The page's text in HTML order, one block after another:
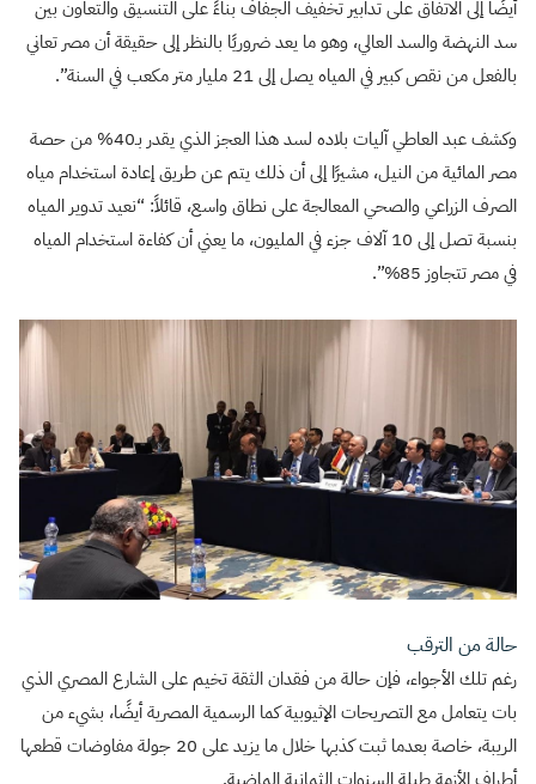
أيضًا إلى الاتفاق على تدابير تخفيف الجفاف بناءً على التنسيق والتعاون بين
سد النهضة والسد العالي، وهو ما يعد ضروريًا بالنظر إلى حقيقة أن مصر تعاني
بالفعل من نقص كبير في المياه يصل إلى 21 مليار متر مكعب في السنة”.
وكشف عبد العاطي آليات بلاده لسد هذا العجز الذي يقدر بـ40% من حصة
مصر المائية من النيل، مشيرًا إلى أن ذلك يتم عن طريق إعادة استخدام مياه
الصرف الزراعي والصحي المعالجة على نطاق واسع، قائلاً: “نعيد تدوير المياه
بنسبة تصل إلى 10 آلاف جزء في المليون، ما يعني أن كفاءة استخدام المياه
في مصر تتجاوز 85%”.
حالة من الترقب
رغم تلك الأجواء، فإن حالة من فقدان الثقة تخيم على الشارع المصري الذي
بات يتعامل مع التصريحات الإثيوبية كما الرسمية المصرية أيضًا، بشيء من
الريبة، خاصة بعدما ثبت كذبها خلال ما يزيد على 20 جولة مفاوضات قطعها